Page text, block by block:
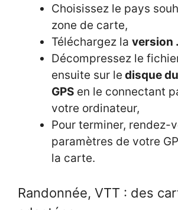
Choisissez le pays
zone de carte,
Téléchargez la version
Décompressez le
ensuite sur le disque
GPS en le connectant
votre ordinateur,
Pour terminer, rendez-
paramètres de votre
la carte.
Randonnée, VTT : des